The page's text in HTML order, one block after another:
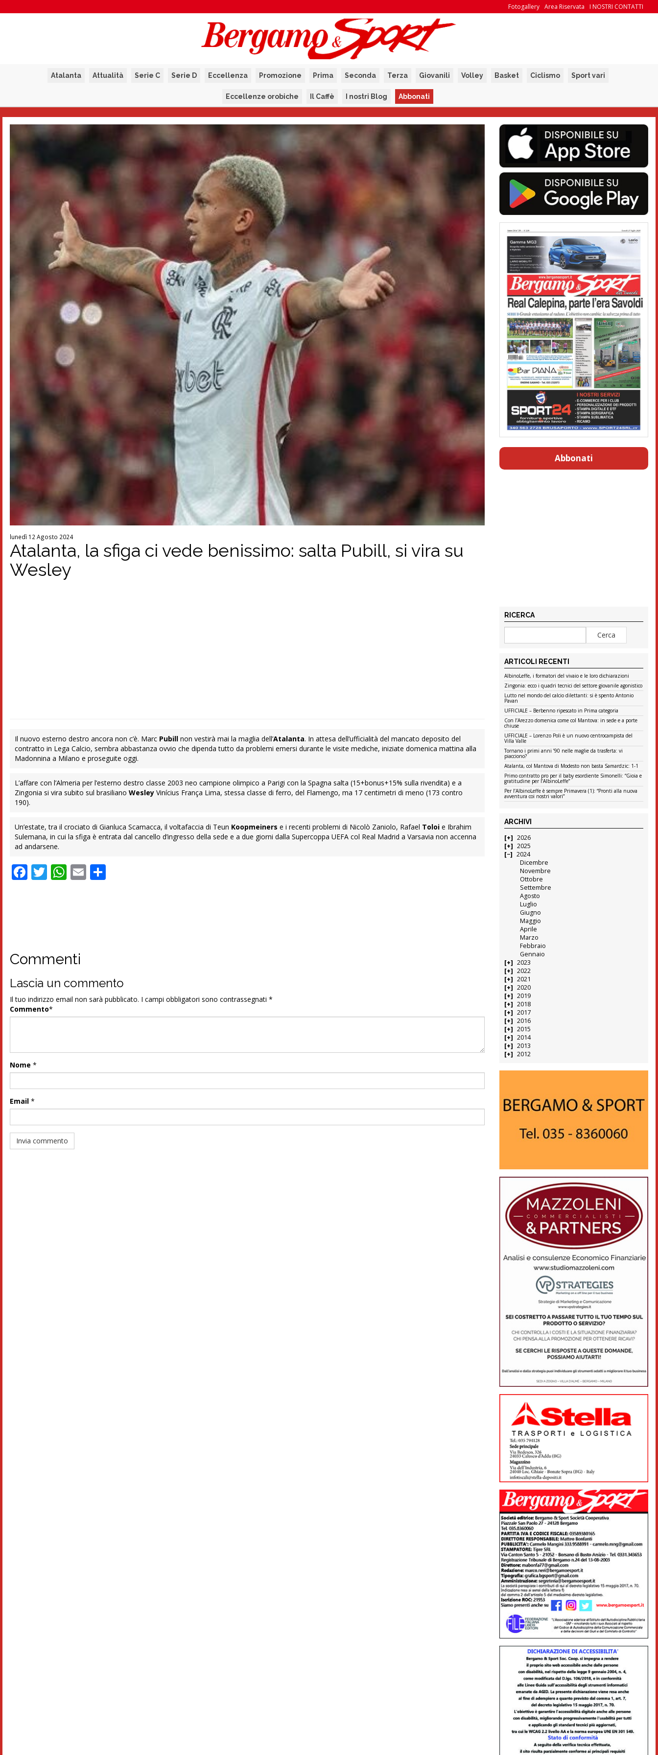
I NOSTRI CONTATTI
Area Riservata
Fotogallery
Atalanta Attualità Serie C Serie D Eccellenza Promozione Prima Seconda Terza Giovanili Volley Basket Ciclismo Sport vari
Eccellenze orobiche Il Caffè I nostri Blog Abbonati
lunedì 12 Agosto 2024
Atalanta, la sfiga ci vede benissimo: salta Pubill, si vira su
Wesley
Il nuovo esterno destro ancora non c’è. Marc Pubill non vestirà mai la maglia dell’Atalanta. In attesa dell’ufficialità del mancato deposito del
contratto in Lega Calcio, sembra abbastanza ovvio che dipenda tutto da problemi emersi durante le visite mediche, iniziate domenica mattina alla
Madonnina a Milano e proseguite oggi.
L’affare con l’Almeria per l’esterno destro classe 2003 neo campione olimpico a Parigi con la Spagna salta (15+bonus+15% sulla rivendita) e a
Zingonia si vira subito sul brasilianoWesley Vinícius França Lima, stessa classe di ferro, del Flamengo, ma 17 centimetri di meno (173 contro
190).
Un’estate, tra il crociato di Gianluca Scamacca, il voltafaccia di Teun Koopmeiners e i recenti problemi di Nicolò Zaniolo, Rafael Toloi e Ibrahim
Sulemana, in cui la sfiga è entrata dal cancello d’ingresso della sede e a due giorni dalla Supercoppa UEFA col Real Madrid a Varsavia non accenna
ad andarsene.
Facebook
Twitter
WhatsApp
Email
Commenti
Lascia un commento
Il tuo indirizzo email non sarà pubblicato. I campi obbligatori sono contrassegnati*
Commento*
Nome *
Email *
Abbonati
RICERCA
ARTICOLI RECENTI
AlbinoLeffe, i formatori del vivaio e le loro dichiarazioni
Zingonia: ecco i quadri tecnici del settore giovanile agonistico
Lutto nel mondo del calcio dilettanti: si è spento Antonio
Pavan
UFFICIALE – Berbenno ripescato in Prima categoria
Con l’Arezzo domenica come col Mantova: in sede e a porte
chiuse
UFFICIALE – Lorenzo Poli è un nuovo centrocampista del
Villa Valle
Tornano i primi anni ’90 nelle maglie da trasferta: vi
piacciono?
Atalanta, col Mantova di Modesto non basta Samardzic: 1-1
Primo contratto pro per il baby esordiente Simonelli: “Gioia e
gratitudine per l’AlbinoLeffe”
Per l’AlbinoLeffe è sempre Primavera (1): “Pronti alla nuova
avventura coi nostri valori”
ARCHIVI
2026
2025
2024
Dicembre
Novembre
Ottobre
Settembre
Agosto
Luglio
Giugno
Maggio
Aprile
Marzo
Febbraio
Gennaio
2023
2022
2021
2020
2019
2018
2017
2016
2015
2014
2013
2012